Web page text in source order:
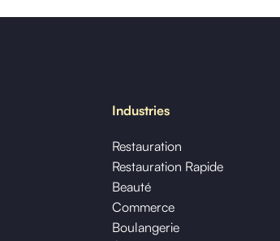
Industries
Restauration
Restauration Rapide
Beauté
Commerce
Boulangerie